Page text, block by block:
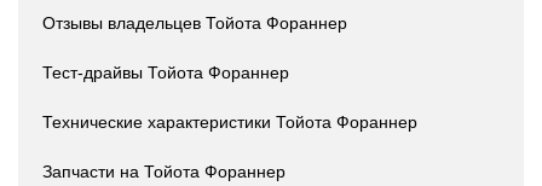
Отзывы владельцев Тойота Фораннер
Тест-драйвы Тойота Фораннер
Технические характеристики Тойота Фораннер
Запчасти на Тойота Фораннер